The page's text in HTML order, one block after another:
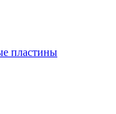
пластины